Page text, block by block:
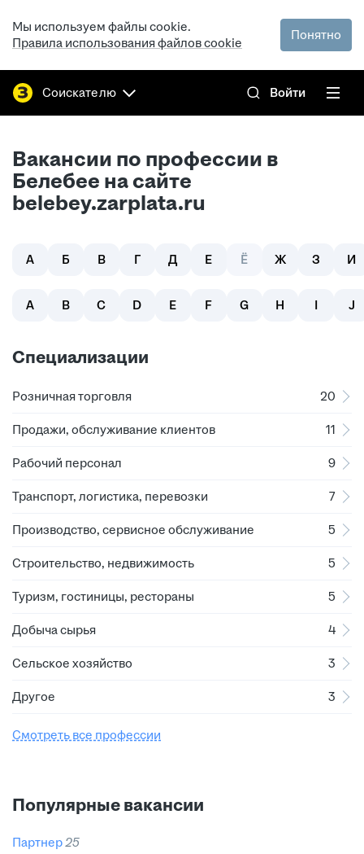
Мы используем файлы cookie.
Правила использования файлов cookie
Понятно
Соискателю Войти
Вакансии по профессии в
Белебее на сайте
belebey.zarplata.ru
А Б В Г Д Е Ё Ж З И
A B C D E F G H I J
Специализации
Розничная торговля 20
Продажи, обслуживание клиентов 11
Рабочий персонал 9
Транспорт, логистика, перевозки 7
Производство, сервисное обслуживание 5
Строительство, недвижимость 5
Туризм, гостиницы, рестораны 5
Добыча сырья 4
Сельское хозяйство 3
Другое 3
Смотреть все профессии
Популярные вакансии
партнер 25